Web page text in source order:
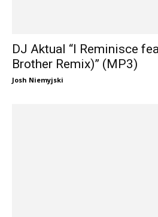
DJ Aktual “I Reminisce
Brother Remix)” (MP3)
Josh Niemyjski